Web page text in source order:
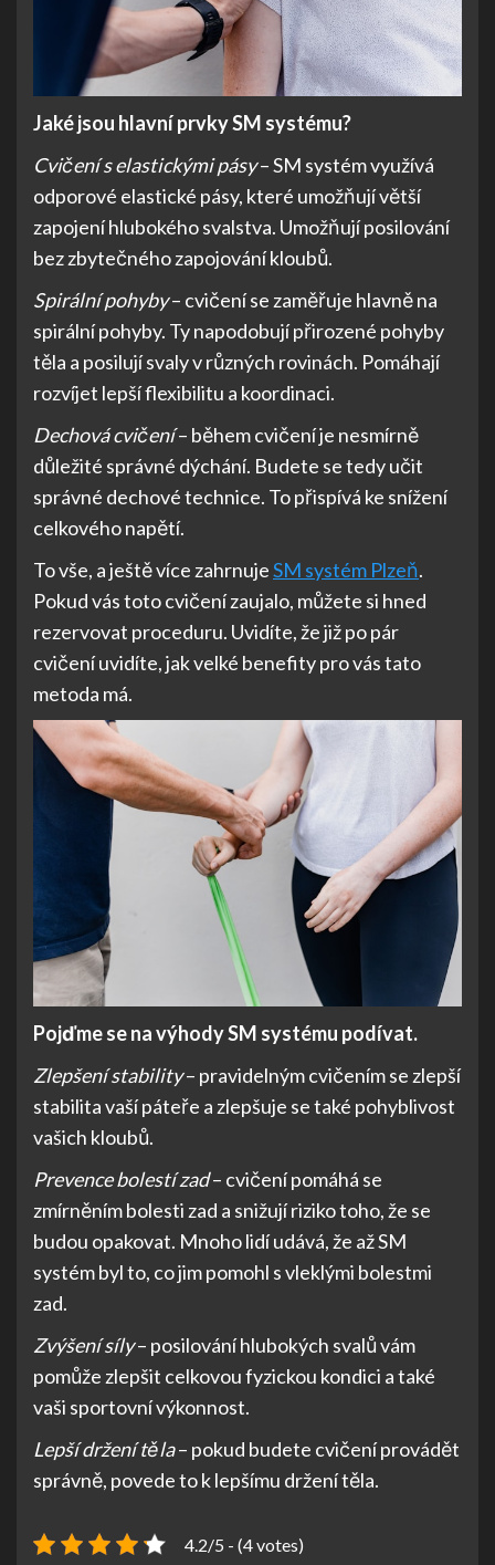
Jaké jsou hlavní prvky SM systému?
Cvičení s elastickými pásy– SM systém využívá
odporové elastické pásy, které umožňují větší
zapojení hlubokého svalstva. Umožňují posilování
bez zbytečného zapojování kloubů.
Spirální pohyby– cvičení se zaměřuje hlavně na
spirální pohyby. Ty napodobují přirozené pohyby
těla a posilují svaly v různých rovinách. Pomáhají
rozvíjet lepší flexibilitu a koordinaci.
Dechová cvičení– během cvičení je nesmírně
důležité správné dýchání. Budete se tedy učit
správné dechové technice. To přispívá ke snížení
celkového napětí.
To vše, a ještě více zahrnujeSM systém Plzeň.
Pokud vás toto cvičení zaujalo, můžete si hned
rezervovat proceduru. Uvidíte, že již po pár
cvičení uvidíte, jak velké benefity pro vás tato
metoda má.
Pojďme se na výhody SM systému podívat.
Zlepšení stability– pravidelným cvičením se zlepší
stabilita vaší páteře a zlepšuje se také pohyblivost
vašich kloubů.
Prevence bolestí zad– cvičení pomáhá se
zmírněním bolesti zad a snižují riziko toho, že se
budou opakovat. Mnoho lidí udává, že až SM
systém byl to, co jim pomohl s vleklými bolestmi
zad.
Zvýšení síly– posilování hlubokých svalů vám
pomůže zlepšit celkovou fyzickou kondici a také
vaši sportovní výkonnost.
Lepší držení těla– pokud budete cvičení provádět
správně, povede to k lepšímu držení těla.
4.2/5 - (4 votes)